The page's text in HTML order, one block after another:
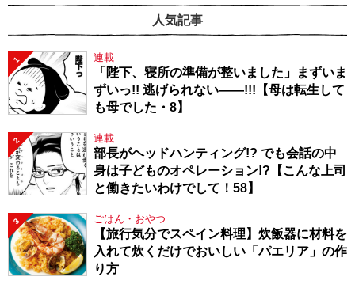
人気記事
1 連載
「陛下、寝所の準備が整いました」まずいま
ずいっ!! 逃げられない――!!!【母は転生して
も母でした・8】
2 連載
部長がヘッドハンティング!? でも会話の中
身は子どものオペレーション!?【こんな上司
と働きたいわけでして！58】
3 ごはん・おやつ
【旅行気分でスペイン料理】炊飯器に材料を
入れて炊くだけでおいしい「パエリア」の作
り方